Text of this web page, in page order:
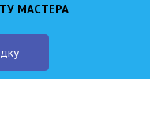
МАСТЕРА